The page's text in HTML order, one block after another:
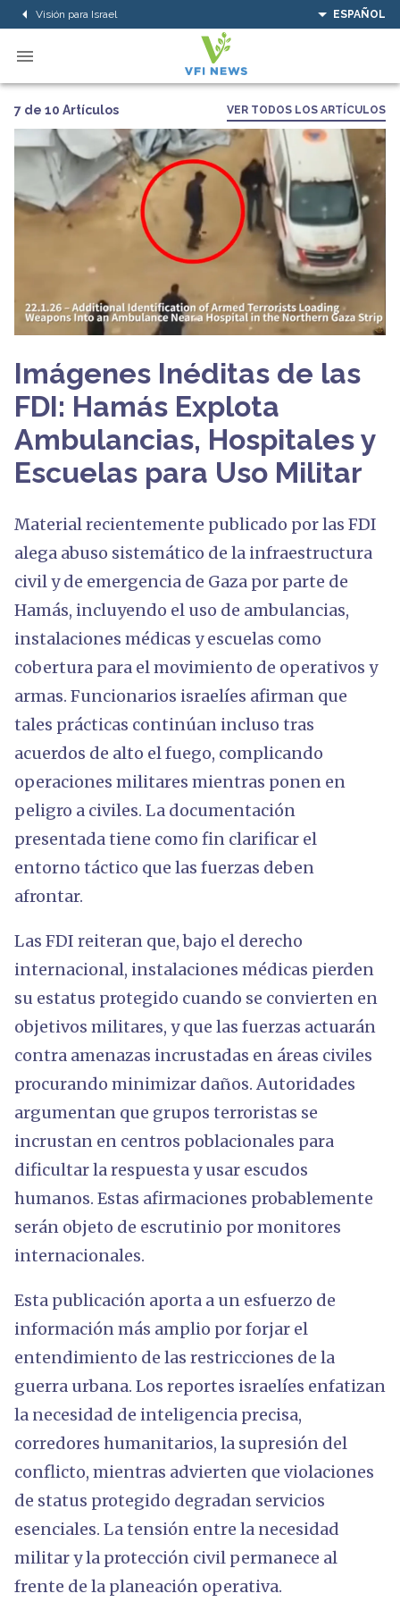
Visión para Israel ESPAÑOL
7 de 10 Artículos VER TODOS LOS ARTÍCULOS
Imágenes Inéditas de las
FDI: Hamás Explota
Ambulancias, Hospitales y
Escuelas para Uso Militar
Material recientemente publicado por las FDI
alega abuso sistemático de la infraestructura
civil y de emergencia de Gaza por parte de
Hamás, incluyendo el uso de ambulancias,
instalaciones médicas y escuelas como
cobertura para el movimiento de operativos y
armas. Funcionarios israelíes afirman que
tales prácticas continúan incluso tras
acuerdos de alto el fuego, complicando
operaciones militares mientras ponen en
peligro a civiles. La documentación
presentada tiene como fin clarificar el
entorno táctico que las fuerzas deben
afrontar.
Las FDI reiteran que, bajo el derecho
internacional, instalaciones médicas pierden
su estatus protegido cuando se convierten en
objetivos militares, y que las fuerzas actuarán
contra amenazas incrustadas en áreas civiles
procurando minimizar daños. Autoridades
argumentan que grupos terroristas se
incrustan en centros poblacionales para
dificultar la respuesta y usar escudos
humanos. Estas afirmaciones probablemente
serán objeto de escrutinio por monitores
internacionales.
Esta publicación aporta a un esfuerzo de
información más amplio por forjar el
entendimiento de las restricciones de la
guerra urbana. Los reportes israelíes enfatizan
la necesidad de inteligencia precisa,
corredores humanitarios, la supresión del
conflicto, mientras advierten que violaciones
de status protegido degradan servicios
esenciales. La tensión entre la necesidad
militar y la protección civil permanece al
frente de la planeación operativa.